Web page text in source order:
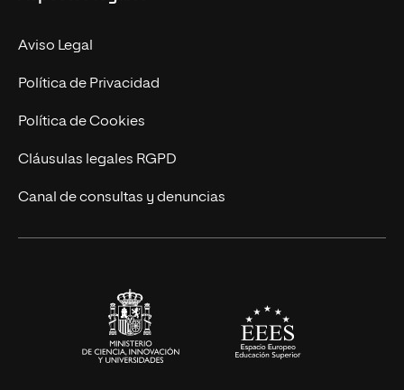
Experto Universitario
Postgrados
Cursos Universitarios
Facultades
Nuestro Equipo
Trabaja en UNIR
Actualidad
UNIR Revista
Eventos
Aviso Legal
Política de Privacidad
Política de Cookies
Cláusulas legales RGPD
Canal de consultas y denuncias